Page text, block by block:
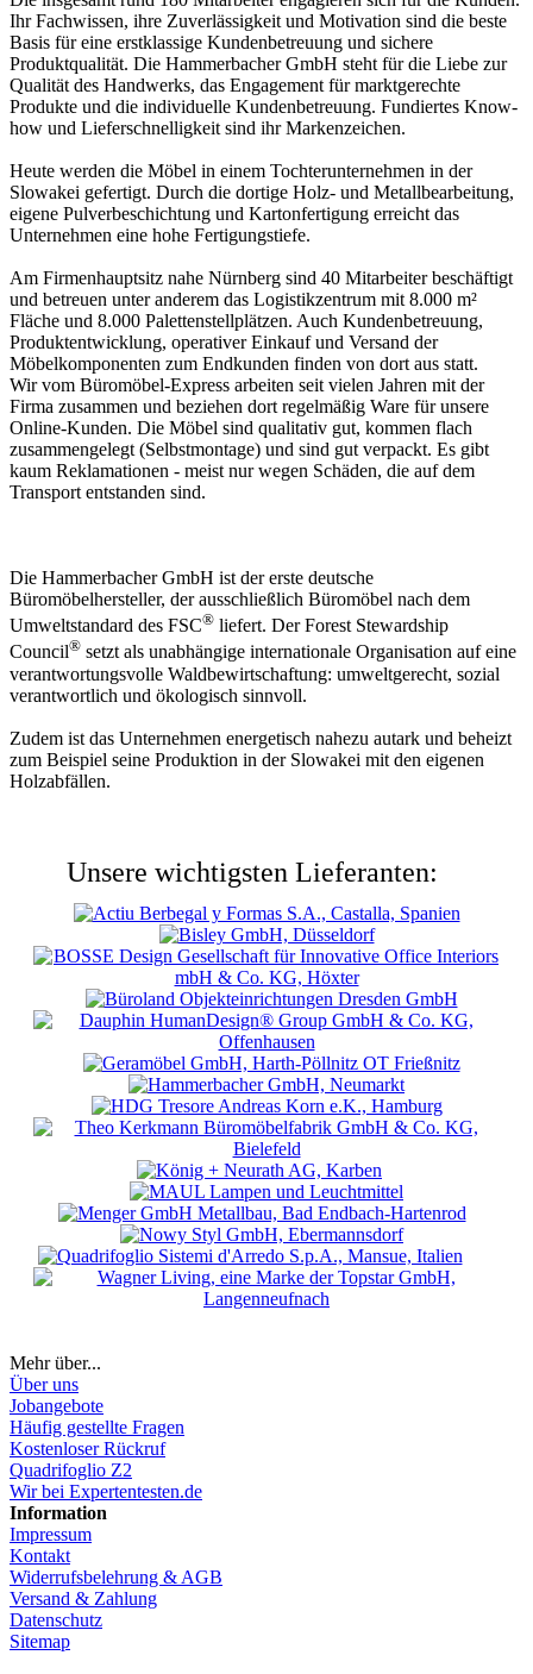
Ihr Fachwissen, ihre Zuverlässigkeit und Motivation sind die beste
Basis für eine erstklassige Kundenbetreuung und sichere
Produktqualität. Die Hammerbacher GmbH steht für die Liebe zur
Qualität des Handwerks, das Engagement für marktgerechte
Produkte und die individuelle Kundenbetreuung. Fundiertes Know-
how und Lieferschnelligkeit sind ihr Markenzeichen.
Heute werden die Möbel in einem Tochterunternehmen in der
Slowakei gefertigt. Durch die dortige Holz- und Metallbearbeitung,
eigene Pulverbeschichtung und Kartonfertigung erreicht das
Unternehmen eine hohe Fertigungstiefe.
Am Firmenhauptsitz nahe Nürnberg sind 40 Mitarbeiter beschäftigt
und betreuen unter anderem das Logistikzentrum mit 8.000 m²
Fläche und 8.000 Palettenstellplätzen. Auch Kundenbetreuung,
Produktentwicklung, operativer Einkauf und Versand der
Möbelkomponenten zum Endkunden finden von dort aus statt.
Wir vom Büromöbel-Express arbeiten seit vielen Jahren mit der
Firma zusammen und beziehen dort regelmäßig Ware für unsere
Online-Kunden. Die Möbel sind qualitativ gut, kommen flach
zusammengelegt (Selbstmontage) und sind gut verpackt. Es gibt
kaum Reklamationen - meist nur wegen Schäden, die auf dem
Transport entstanden sind.
Die Hammerbacher GmbH ist der erste deutsche
Büromöbelhersteller, der ausschließlich Büromöbel nach dem
Umweltstandard des FSC® liefert. Der Forest Stewardship
Council® setzt als unabhängige internationale Organisation auf eine
verantwortungsvolle Waldbewirtschaftung: umweltgerecht, sozial
verantwortlich und ökologisch sinnvoll.
Zudem ist das Unternehmen energetisch nahezu autark und beheizt
zum Beispiel seine Produktion in der Slowakei mit den eigenen
Holzabfällen.
Unsere wichtigsten Lieferanten:
Mehr über...
Über uns
Jobangebote
Häufig gestellte Fragen
Kostenloser Rückruf
Quadrifoglio Z2
Wir bei Expertentesten.de
Information
Impressum
Kontakt
Widerrufsbelehrung & AGB
Versand & Zahlung
Datenschutz
Sitemap